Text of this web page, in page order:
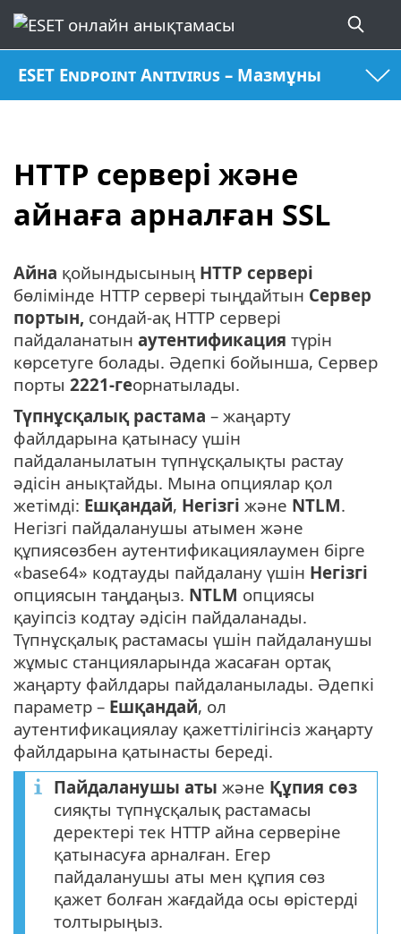
ESET Endpoint Antivirus – Мазмұны
HTTP сервері және
айнаға арналған SSL
Айна қойындысының HTTP сервері
бөлімінде HTTP сервері тыңдайтын Сервер
портын, сондай-ақ HTTP сервері
пайдаланатын аутентификация түрін
көрсетуге болады. Әдепкі бойынша, Сервер
порты 2221-георнатылады.
Түпнұсқалық растама – жаңарту
файлдарына қатынасу үшін
пайдаланылатын түпнұсқалықты растау
әдісін анықтайды. Мына опциялар қол
жетімді: Ешқандай, Негізгі және NTLM.
Негізгі пайдаланушы атымен және
құпиясөзбен аутентификациялаумен бірге
«base64» кодтауды пайдалану үшін Негізгі
опциясын таңдаңыз. NTLM опциясы
қауіпсіз кодтау әдісін пайдаланады.
Түпнұсқалық растамасы үшін пайдаланушы
жұмыс станцияларында жасаған ортақ
жаңарту файлдары пайдаланылады. Әдепкі
параметр – Ешқандай, ол
аутентификациялау қажеттілігінсіз жаңарту
файлдарына қатынасты береді.
Пайдаланушы аты және Құпия сөз
сияқты түпнұсқалық растамасы
деректері тек HTTP айна серверіне
қатынасуға арналған. Егер
пайдаланушы аты мен құпия сөз
қажет болған жағдайда осы өрістерді
толтырыңыз.